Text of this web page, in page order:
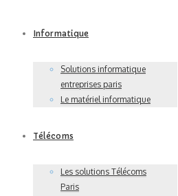
Informatique
Solutions informatique
entreprises paris
Le matériel informatique
Télécoms
Les solutions Télécoms
Paris